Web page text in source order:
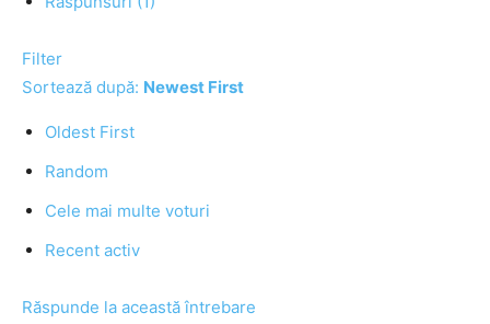
Filter
Sortează după: Newest First
Oldest First
Random
Cele mai multe voturi
Recent activ
Răspunde la această întrebare